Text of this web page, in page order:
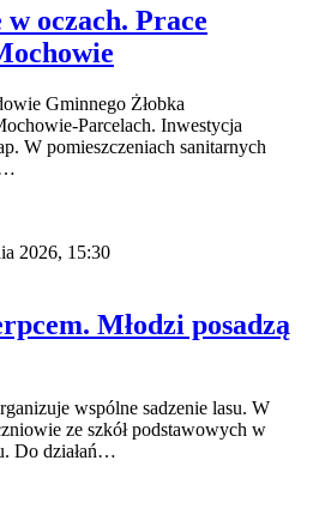
w oczach. Prace
Gminnego Żłobka
Parcelach. Inwestycja
W pomieszczeniach sanitarnych
2026, 15:30
Młodzi posadzą
wspólne sadzenie lasu. W
ze szkół podstawowych w
Do działań…